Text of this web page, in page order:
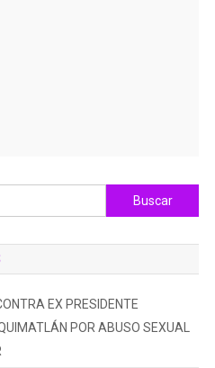
Buscar:
EX PRESIDENTE
POR ABUSO SEXUAL